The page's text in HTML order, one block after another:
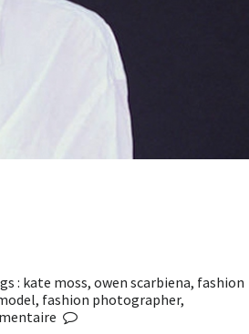
: kate moss,owen scarbiena, fashion
, fashion photographer,